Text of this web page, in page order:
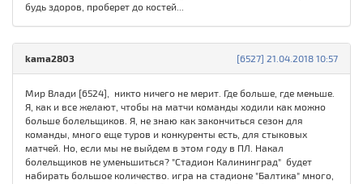
будь здоров, проберет до костей...
[6527] 21.04.2018 10:57
kama2803
Мир Влади [6524], никто ничего не мерит. Где больше, где меньше.
Я, как и все желают, чтобы на матчи команды ходили как можно
больше болельщиков. Я, не знаю как закончиться сезон для
команды, много еще туров и конкуренты есть, для стыковых
матчей. Но, если мы не выйдем в этом году в ПЛ. Накал
болельщиков не уменьшиться? "Стадион Калининград" будет
набирать большое количество. игра на стадионе "Балтика" много,